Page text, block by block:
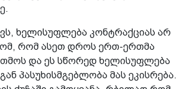
ხელისუფლება კონტრაქციას არ
რომ ასეთ დროს ერთ-ერთმა
და ეს სწორედ ხელისუფლება
პასუხისმგებლობა მას ეკისრება.